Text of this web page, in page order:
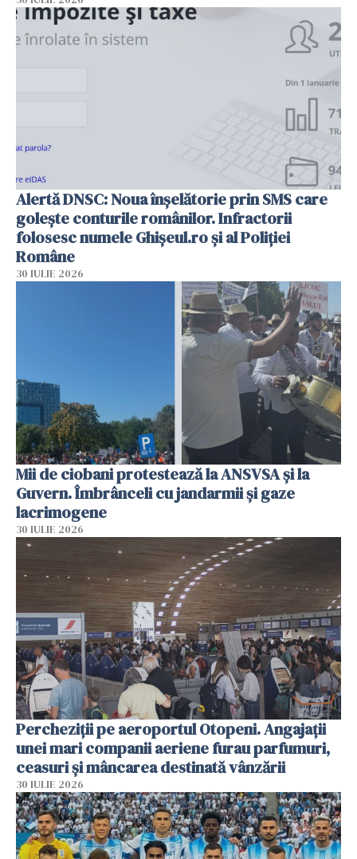
Alertă DNSC: Noua înșelătorie prin SMS care
golește conturile românilor. Infractorii
folosesc numele Ghișeul.ro și al Poliției
Române
30 IULIE 2026
Mii de ciobani protestează la ANSVSA și la
Guvern. Îmbrânceli cu jandarmii și gaze
lacrimogene
30 IULIE 2026
Percheziții pe aeroportul Otopeni. Angajații
unei mari companii aeriene furau parfumuri,
ceasuri și mâncarea destinată vânzării
30 IULIE 2026